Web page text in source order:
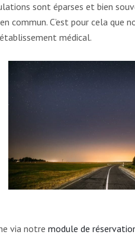
sont éparses et bien
commun. C’est pour cela que
médical.
via notre module de